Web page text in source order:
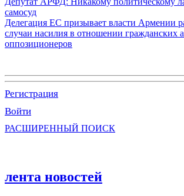
самосуд
Делегация ЕС призывает власти Армении
случаи насилия в отношении гражданских
оппозиционеров
Регистрация
Войти
РАСШИРЕННЫЙ ПОИСК
лента новостей